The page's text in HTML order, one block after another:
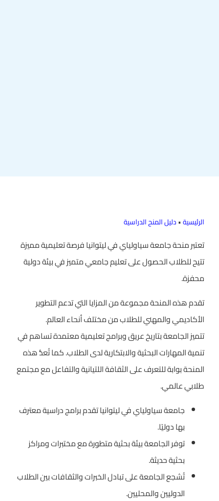
الرئيسية•دليل المنح الدراسية
تعتبر منحة جامعة سياولياي في ليتوانيا فرصة تعليمية مميزة
تتيح للطلاب الحصول على تعليم جامعي متميز في بيئة دولية
محفزة.
تقدم هذه المنحة مجموعة من المزايا التي تدعم التطوير
الأكاديمي والمهني للطلاب من مختلف أنحاء العالم.
تتميز الجامعة بتاريخ عريق وبرامج تعليمية معتمدة تساهم في
تنمية المهارات البحثية والابتكارية لدى الطلاب. كما تُعدُّ هذه
المنحة بوابة للتعرف على الثقافة اللتيانية والتفاعل مع مجتمع
طلابي عالمي.
جامعة سياولياي في ليتوانيا تقدم برامج دراسية معترف
بها دوليًا.
توفر الجامعة بيئة بحثية متطورة مع مختبرات ومراكز
بحثية حديثة.
تُشجع الجامعة على تبادل الخبرات والثقافات بين الطلاب
الدوليين والمحليين.